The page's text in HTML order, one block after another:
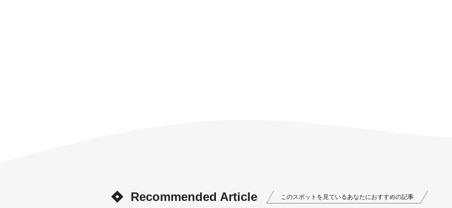
Recommended Article このスポットを見ているあなたにおすすめの記事